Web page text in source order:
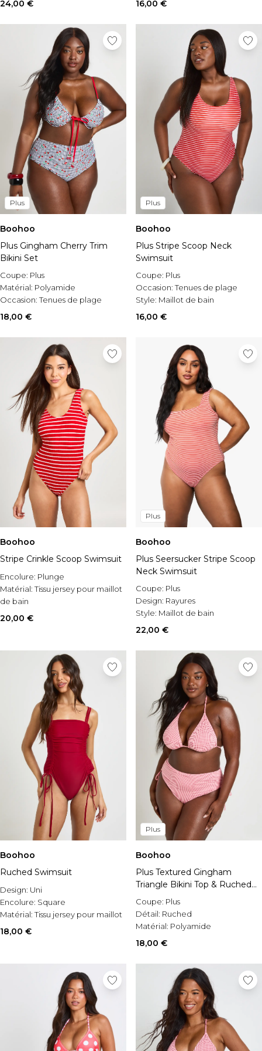
Chapeaux, gants et écharpes
Chaussettes
Sacs et portefeuilles
Ceintures
Shoppez par collection
BOOHOOMAN | Ronaldinho
BOOHOOMAN | Patrice Evra
Vacances
Common Pace
Training Dept
One More Rep
Indispensables
Tenues De Soirée
24,00 € 16,00 €
Plus
Boohoo
Plus Gingham Cherry Trim
Bikini Set
Coupe: Plus
Matérial: Polyamide
Occasion:Tenues de plage
18,00 €
Plus
Boohoo
Plus Stripe Scoop Neck
Swimsuit
Coupe: Plus
Occasion:Tenues de plage
Style: Maillot de bain
16,00 €
Boohoo
Stripe Crinkle Scoop Swimsuit
Encolure: Plunge
Matérial:Tissu jersey pour maillot
de bain
Occasion:
20,00 €
Plus
Boohoo
Plus Seersucker Stripe Scoop
Neck Swimsuit
Coupe: Plus
Design: Rayures
Style: Maillot de bain
22,00 €
Boohoo
Ruched Swimsuit
Design: Uni
Encolure: Square
Matérial:Tissu jersey pour maillot
de bain
18,00 €
Plus
Boohoo
Plus Textured Gingham
Triangle Bikini Top & Ruched
High Waist Bottom Set
Coupe: Plus
Détail: Ruched
Matérial: Polyamide
18,00 €